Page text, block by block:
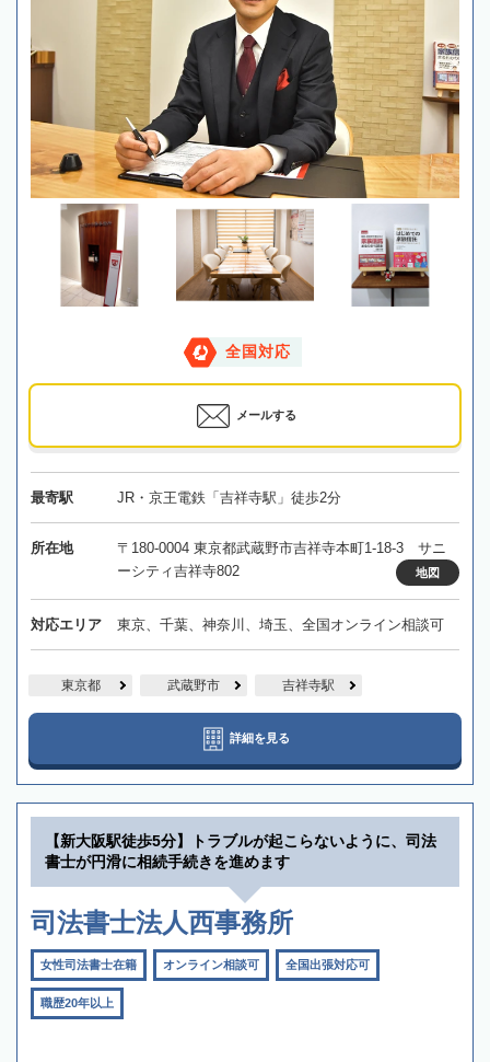
全国対応
メールする
最寄駅 JR・京王電鉄「吉祥寺駅」徒歩2分
所在地
〒180-0004 東京都武蔵野市吉祥寺本町1-18-3 サニ
ーシティ吉祥寺802
地図
対応エリア 東京、千葉、神奈川、埼玉、全国オンライン相談可
東京都 武蔵野市 吉祥寺駅
詳細を見る
【新大阪駅徒歩5分】トラブルが起こらないように、司法
書士が円滑に相続手続きを進めます
司法書士法人西事務所
女性司法書士在籍 オンライン相談可 全国出張対応可
職歴20年以上